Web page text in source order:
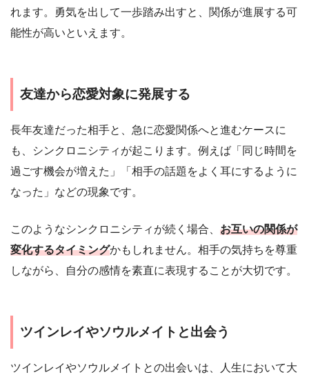
れます。勇気を出して一歩踏み出すと、関係が進展する可
能性が高いといえます。
友達から恋愛対象に発展する
長年友達だった相手と、急に恋愛関係へと進むケースに
も、シンクロニシティが起こります。例えば「同じ時間を
過ごす機会が増えた」「相手の話題をよく耳にするように
なった」などの現象です。
このようなシンクロニシティが続く場合、 お互いの関係が
変化するタイミングかもしれません。相手の気持ちを尊重
しながら、自分の感情を素直に表現することが大切です。
ツインレイやソウルメイトと出会う
ツインレイやソウルメイトとの出会いは、人生において大